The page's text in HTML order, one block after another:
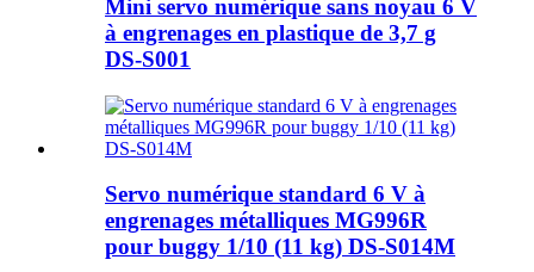
Mini servo numérique sans noyau 6 V
à engrenages en plastique de 3,7 g
DS-S001
Servo numérique standard 6 V à
engrenages métalliques MG996R
pour buggy 1/10 (11 kg) DS-S014M